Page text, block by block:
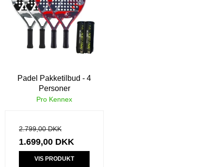
Padel Pakketilbud - 4
Personer
Pro Kennex
2.799,00 DKK
1.699,00 DKK
VIS PRODUKT